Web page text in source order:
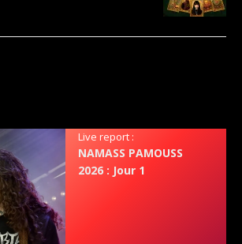
Live report :
NAMASS PAMOUSS
2026 : Jour 1